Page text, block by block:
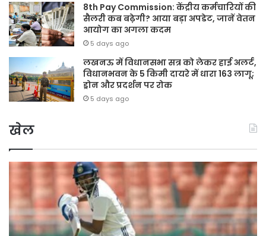
8th Pay Commission: केंद्रीय कर्मचारियों की
सैलरी कब बढ़ेगी? आया बड़ा अपडेट, जानें वेतन
आयोग का अगला कदम
5 days ago
लखनऊ में विधानसभा सत्र को लेकर हाई अलर्ट,
विधानभवन के 5 किमी दायरे में धारा 163 लागू;
ड्रोन और प्रदर्शन पर रोक
5 days ago
खेल